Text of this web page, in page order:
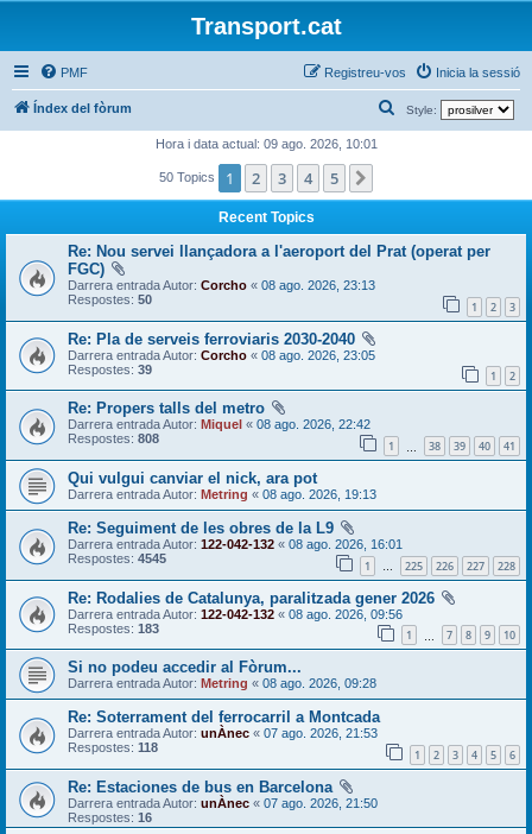
Transport.cat
PMF Inicia la sessió
Registreu-vos
Índex del fòrum Style:
e
Hora i data actual: 09 ago. 2026, 10:01
50 Topics 1 2 3 4 5
Recent Topics
Re: Nou servei llançadora a l'aeroport del Prat (operat per
FGC)
Darrera entrada Autor: Corcho « 08 ago. 2026, 23:13
Respostes: 50 1 2 3
Re: Pla de serveis ferroviaris 2030-2040
Darrera entrada Autor: Corcho « 08 ago. 2026, 23:05
Respostes: 39 1 2
Re: Propers talls del metro
Darrera entrada Autor: Miquel « 08 ago. 2026, 22:42
Respostes: 808 1 38 39 40 41
Qui vulgui canviar el nick, ara pot
Darrera entrada Autor: Metring « 08 ago. 2026, 19:13
Re: Seguiment de les obres de la L9
Darrera entrada Autor: 122-042-132 « 08 ago. 2026, 16:01
Respostes: 4545 1 … 225 226 227 228
Re: Rodalies de Catalunya, paralitzada gener 2026
Darrera entrada Autor: 122-042-132 « 08 ago. 2026, 09:56
Respostes: 183 1 7 8 9 10
Si no podeu accedir al Fòrum...
Darrera entrada Autor: Metring « 08 ago. 2026, 09:28
Re: Soterrament del ferrocarril a Montcada
Darrera entrada Autor: unÀnec « 07 ago. 2026, 21:53
Respostes: 118 1 2 3 4 5 6
Re: Estaciones de bus en Barcelona
Darrera entrada Autor: unÀnec « 07 ago. 2026, 21:50
Respostes: 16